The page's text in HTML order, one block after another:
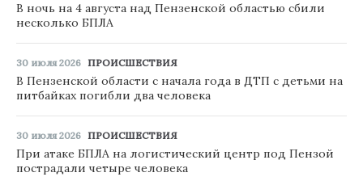
В ночь на 4 августа над Пензенской областью сбили
несколько БПЛА
30 июля 2026 ПРОИСШЕСТВИЯ
В Пензенской области с начала года в ДТП с детьми на
питбайках погибли два человека
30 июля 2026 ПРОИСШЕСТВИЯ
При атаке БПЛА на логистический центр под Пензой
пострадали четыре человека